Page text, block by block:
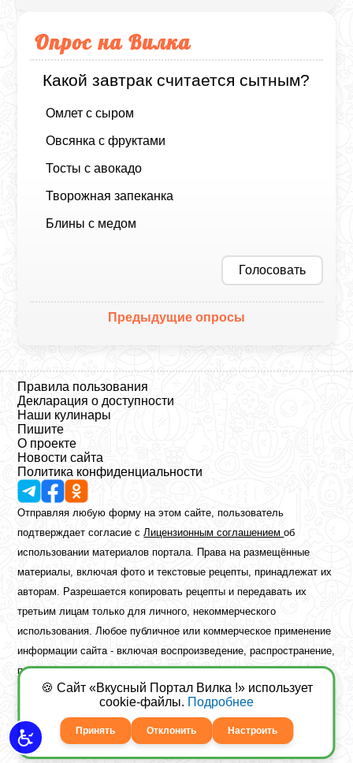
Опрос на Вилка
Какой завтрак считается сытным?
Омлет с сыром
Овсянка с фруктами
Тосты с авокадо
Творожная запеканка
Блины с медом
Голосовать
Предыдущие опросы
Правила пользования
Декларация о доступности
Наши кулинары
Пишите
О проекте
Новости сайта
Политика конфиденциальности
Отправляя любую форму на этом сайте, пользователь
подтверждает согласие сЛицензионным соглашениемоб
использовании материалов портала. Права на размещённые
материалы, включая фото и текстовые рецепты, принадлежат их
авторам. Разрешается копировать рецепты и передавать их
третьим лицам только для личного, некоммерческого
использования. Любое публичное или коммерческое применение
информации сайта - включая воспроизведение, распространение,
публикацию или обработку - возможно лишь при наличии
предварительного письменного разрешения правообладателя.
Copyright ©2026 Вкусный Портал Вилка
Сайт построенfreebrush.net
🍪 Сайт «Вкусный Портал Вилка !» использует
cookie-файлы. Подробнее
Принять Отклонить Настроить